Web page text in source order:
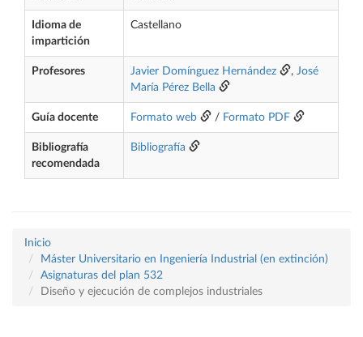
Idioma de
impartición
Castellano
Profesores Javier Domínguez Hernández , José
María Pérez Bella
Guía docente Formato web / Formato PDF
Bibliografía
recomendada
Bibliografía
Inicio
Máster Universitario en Ingeniería Industrial (en extinción)
Asignaturas del plan 532
Diseño y ejecución de complejos industriales